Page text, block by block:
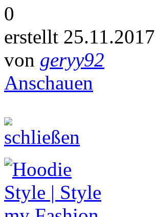
0
erstellt 25.11.2017
von geryy92
Anschauen